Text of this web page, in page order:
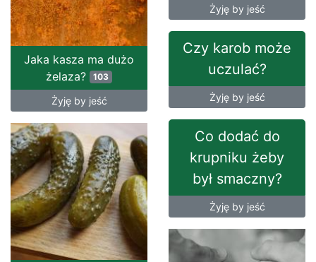
Żyję by jeść
Jaka kasza ma dużo
żelaza? 103
Żyję by jeść
Czy karob może
uczulać?
Żyję by jeść
Co dodać do
krupniku żeby
był smaczny?
Żyję by jeść